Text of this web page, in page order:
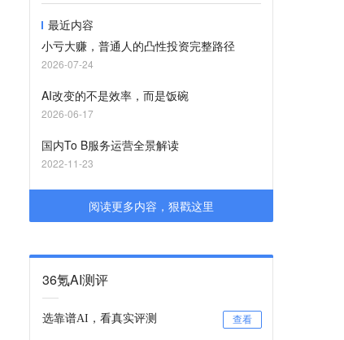
最近内容
小亏大赚，普通人的凸性投资完整路径
2026-07-24
AI改变的不是效率，而是饭碗
2026-06-17
国内To B服务运营全景解读
2022-11-23
阅读更多内容，狠戳这里
36氪AI测评
选靠谱AI，看真实评测 查看